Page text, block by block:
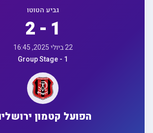
גביע הטוטו
2 - 1
22 ביולי 2025, 16:45
Group Stage - 1
הפועל קטמון ירושלים